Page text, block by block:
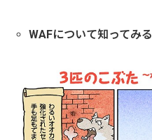
WAFについて知ってみる